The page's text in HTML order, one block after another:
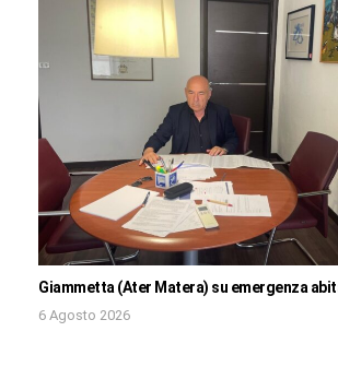
Giammetta (Ater Matera) su emergenza
6 Agosto 2026